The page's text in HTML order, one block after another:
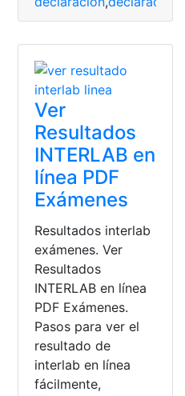
moldes yeso,PDF,pdf libro,
Ver
Resultados
INTERLAB en
línea PDF
Exámenes
Resultados interlab
exámenes. Ver
Resultados
INTERLAB en línea
PDF Exámenes.
Pasos para ver el
resultado de
interlab en línea
fácilmente,